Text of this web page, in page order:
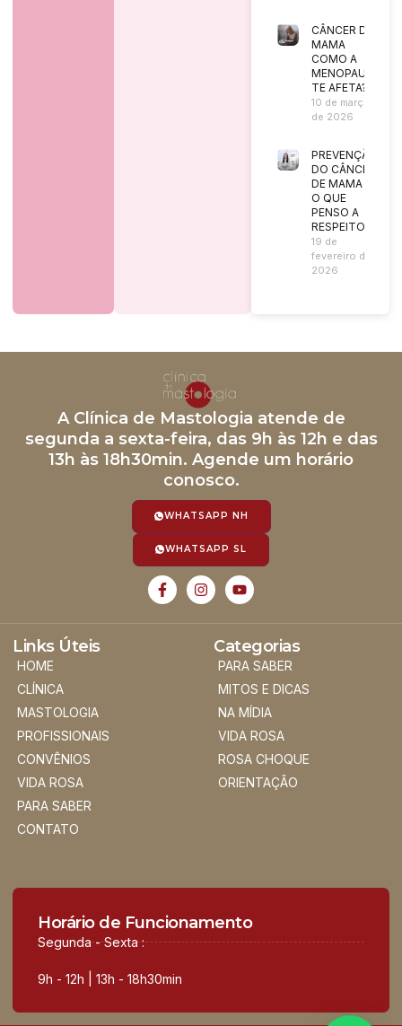
CÂNCER DE
MAMA
COMO A
MENOPAUSA
TE AFETA?
10 de março
de 2026
PREVENÇÃO
DO CÂNCER
DE MAMA |
O QUE
PENSO A
RESPEITO?
19 de
fevereiro de
2026
A Clínica de Mastologia atende de
segunda a sexta-feira, das 9h às 12h e das
13h às 18h30min. Agende um horário
conosco.
WHATSAPP NH
WHATSAPP SL
Links Úteis
HOME
CLÍNICA
MASTOLOGIA
PROFISSIONAIS
CONVÊNIOS
VIDA ROSA
PARA SABER
CONTATO
Categorias
PARA SABER
MITOS E DICAS
NA MÍDIA
VIDA ROSA
ROSA CHOQUE
ORIENTAÇÃO
Horário de Funcionamento
Segunda - Sexta :
9h - 12h | 13h - 18h30min